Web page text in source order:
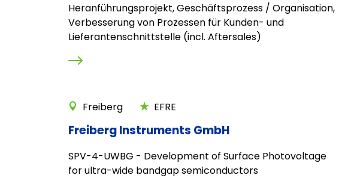
Heranführungsprojekt, Geschäftsprozess / Organisation,
Verbesserung von Prozessen für Kunden- und
Lieferantenschnittstelle (incl. Aftersales)
Freiberg EFRE
Freiberg Instruments GmbH
SPV-4-UWBG - Development of Surface Photovoltage
for ultra-wide bandgap semiconductors